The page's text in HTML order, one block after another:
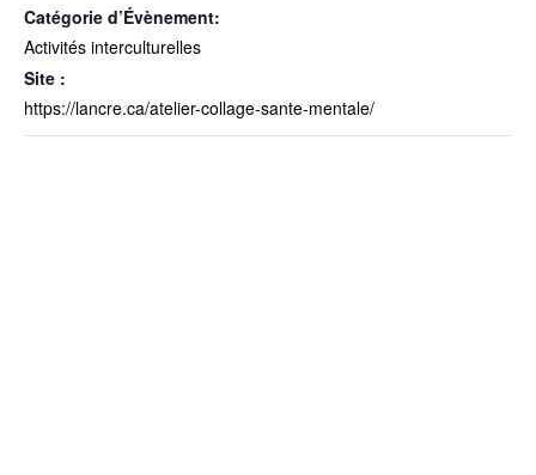
Catégorie d’Évènement:
Activités interculturelles
Site :
https://lancre.ca/atelier-collage-sante-mentale/